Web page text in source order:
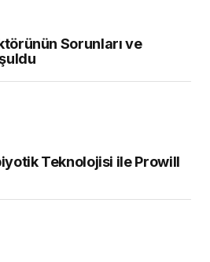
Sorunları ve
Teknolojisi ile Prowill